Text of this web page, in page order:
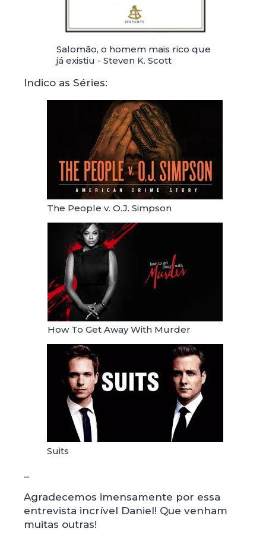
Salomão, o homem mais rico que
já existiu - Steven K. Scott
Indico as Séries:
The People v. O.J. Simpson
How To Get Away With Murder
Suits
Agradecemos imensamente por essa
entrevista incrível Daniel! Que venham
muitas outras!